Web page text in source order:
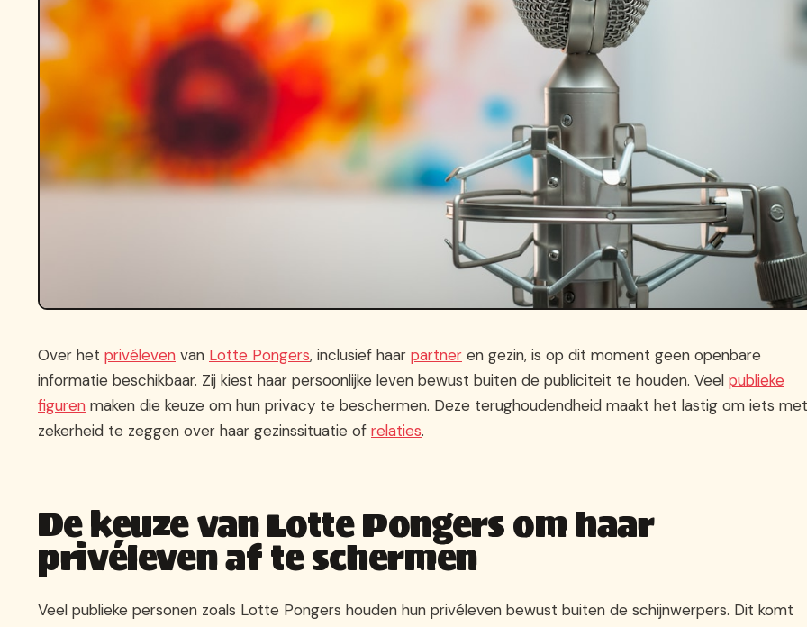
Over het privéleven van Lotte Pongers, inclusief haar partner en gezin, is op dit moment geen openbare
informatie beschikbaar. Zij kiest haar persoonlijke leven bewust buiten de publiciteit te houden. Veel publieke
figuren maken die keuze om hun privacy te beschermen. Deze terughoudendheid maakt het lastig om iets met
zekerheid te zeggen over haar gezinssituatie of relaties.
De keuze van Lotte Pongers om haar
privéleven af te schermen
Veel publieke personen zoals Lotte Pongers houden hun privéleven bewust buiten de schijnwerpers. Dit komt